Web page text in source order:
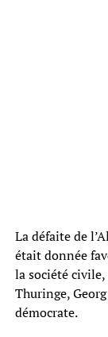
La défaite de
était donnée
la société
Thuringe,
démocrate.